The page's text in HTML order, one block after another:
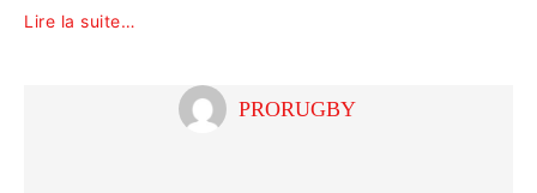
Lire la suite…
PRORUGBY